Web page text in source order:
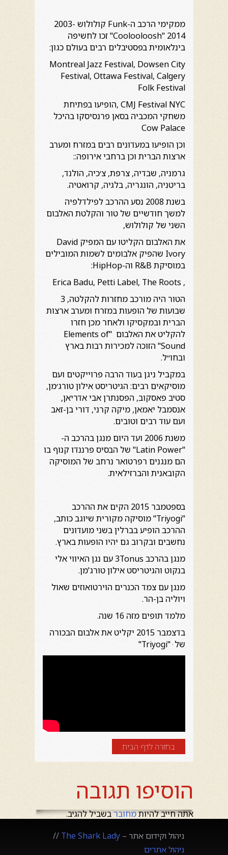
ממקימי הרכב ה-Funk קולולוש 2003-
2014 "Coolooloosh" זכו לחשיפה
בינלאומית בפסטיבלים רבים בעולם כגון:
Montreal Jazz Festival, Dowsen City
Festival, Ottawa Festival, Calgery
Folk Festival
CMJ Festival NYC ,הופיעו בפתיחת
משחקי המכביה בסאן פרנסיסקו בהיכל
Cow Palace
וכן הופיעו במעדונים רבים במזרח ומערב
ארצות הברית וכן ברחבי אירופה::
גרמניה, שבדיה, צרפת, צ׳כיה, הולנד,
בריטניה, הונגריה, בלגיה, קרואטיה.
בשנת 2008 נסע ההרכב לפילדלפיה
למשך חודשיים של טור והקלטת האלבום
השני של קולולוש,
את האלבום הקליטו עם המפיק David
Ivory שהפיק אלבומים לשמות המובילים
במוסיקת R&B וה-HipHop:
, Erica Badu, Petti Label, The Roots
הטור היה מורכב מחזרות להקלטה, 3
שבועות של הופעות במזרח ומערב ארצות
הברית ובמקסיקו ולאחר מכן חזרו
להקליט את האלבום "Elements of
Sound" הזוכה למכירות רבות בארץ
ובחו״ל.
במקביל ניגן בעוד הרבה פרוייקטים ועם
מוסיקאים רבים: הגיטריסט אילון טורג׳מן,
סטיב פאסקוב, הפסנתרן אבי אדריאן,
אנסמבל יאמאן, מיקה קרני, דורי בן-זאב
ועם עוד רבים וטובים.
משנת 2006 ועד היום מנגן בהרכב ה-
"Latin Power" של הבסיס פרננדו קנוף בו
הם מנגנים רפרטואר נרחב של המוסיקה
הקובאנית והברזילאית.
בספטמבר 2015 הקים את ההרכב
"Triyogi" מוסיקה מקורית שיוגב כותב,
ההרכב הופיע בברלין בשני מועדונים
נחשבים ובקרוב גם יהיו הופעות בארץ.
מנגן בהרכב 3Tonus עם נגן האיווי אלי
בנקוט והגיטריסט אילון טורג'מן.
מנגן עם צמד הכנרים הוירטואוזים שאול
ויוליה בן-הר.
מלמד תופים מזה 16 שנה.
בדצמבר 2015 יקליט את אלבום הבכורה
של ּ "Triyogi"
בחזרה לדף הבית
הוסיפו תגובה
אתה חייב להיותמחוברבשביל להגיב.
ניהול וקידום אתר – The Shark Lady
//
ניהול אתרים